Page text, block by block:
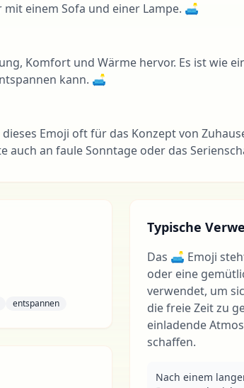
mit einem Sofa und einer Lampe. 🛋
Komfort und Wärme hervor. Es ist wie
kann. 🛋
Emoji oft für das Konzept von
auch an faule Sonntage oder das
entspannen
Typische
Das 🛋 Emoji
oder eine
verwendet, um
die freie Zeit zu
einladende
schaffen.
Nach einem